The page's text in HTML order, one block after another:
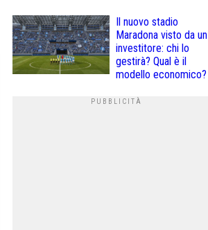
Il nuovo stadio
Maradona visto da un
investitore: chi lo
gestirà? Qual è il
modello economico?